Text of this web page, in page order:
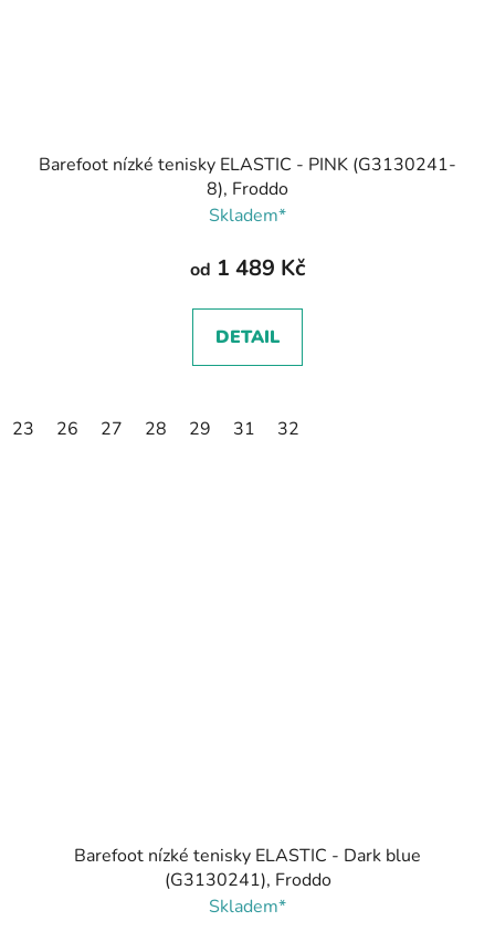
Barefoot nízké tenisky ELASTIC - PINK (G3130241-
8), Froddo
Skladem*
od 1 489 Kč
DETAIL
23 26 27 28 29 31 32
Barefoot nízké tenisky ELASTIC - Dark blue
(G3130241), Froddo
Skladem*